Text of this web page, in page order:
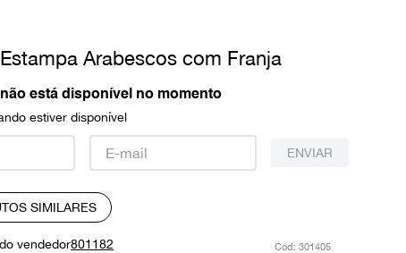
Arabescos com Franja
está disponível no momento
estiver disponível
ENVIAR
SIMILARES
vendedor801182 : 301405